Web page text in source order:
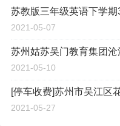
苏教版三年级英语下学
2021-05-07
苏州姑苏吴门教育集团
2021-05-10
[停车收费]苏州市吴江区
2021-05-27